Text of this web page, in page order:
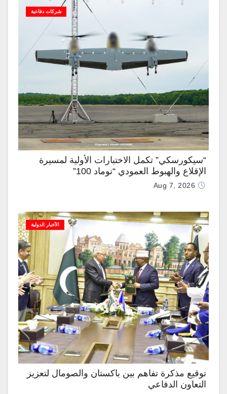
شركات دفاعية
“سيكورسكي” تكمل الاختبارات الأولية لمسيرة
الإقلاع والهبوط العمودي “نوماد 100”
Aug 7, 2026
الأخبار الدولية
توقيع مذكرة تفاهم بين باكستان والصومال لتعزيز
التعاون الدفاعي